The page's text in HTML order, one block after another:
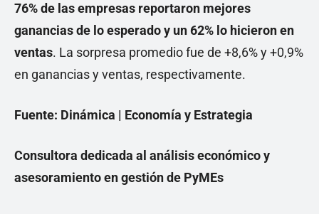
76% de las empresas reportaron mejores
ganancias de lo esperado y un 62% lo hicieron en
ventas. La sorpresa promedio fue de +8,6% y +0,9%
en ganancias y ventas, respectivamente.
Fuente: Dinámica | Economía y Estrategia
Consultora dedicada al análisis económico y
asesoramiento en gestión de PyMEs